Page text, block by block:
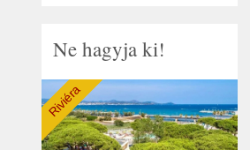
Ne hagyja ki!
Riviéra